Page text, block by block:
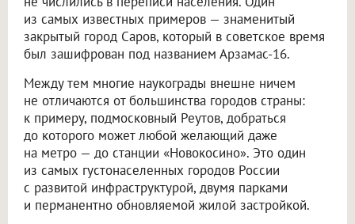
из самых известных примеров — знаменитый
закрытый город Саров, который в советское время
был зашифрован под названием Арзамас-16.
Между тем многие наукограды внешне ничем
не отличаются от большинства городов страны:
к примеру, подмосковный Реутов, добраться
до которого может любой желающий даже
на метро — до станции «Новокосино». Это один
из самых густонаселенных городов России
с развитой инфраструктурой, двумя парками
и перманентно обновляемой жилой застройкой.